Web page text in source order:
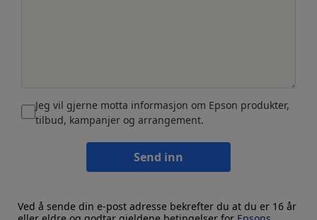
Jeg vil gjerne motta informasjon om Epson produkter,
tilbud, kampanjer og arrangement.
Send inn
Ved å sende din e-post adresse bekrefter du at du er 16 år